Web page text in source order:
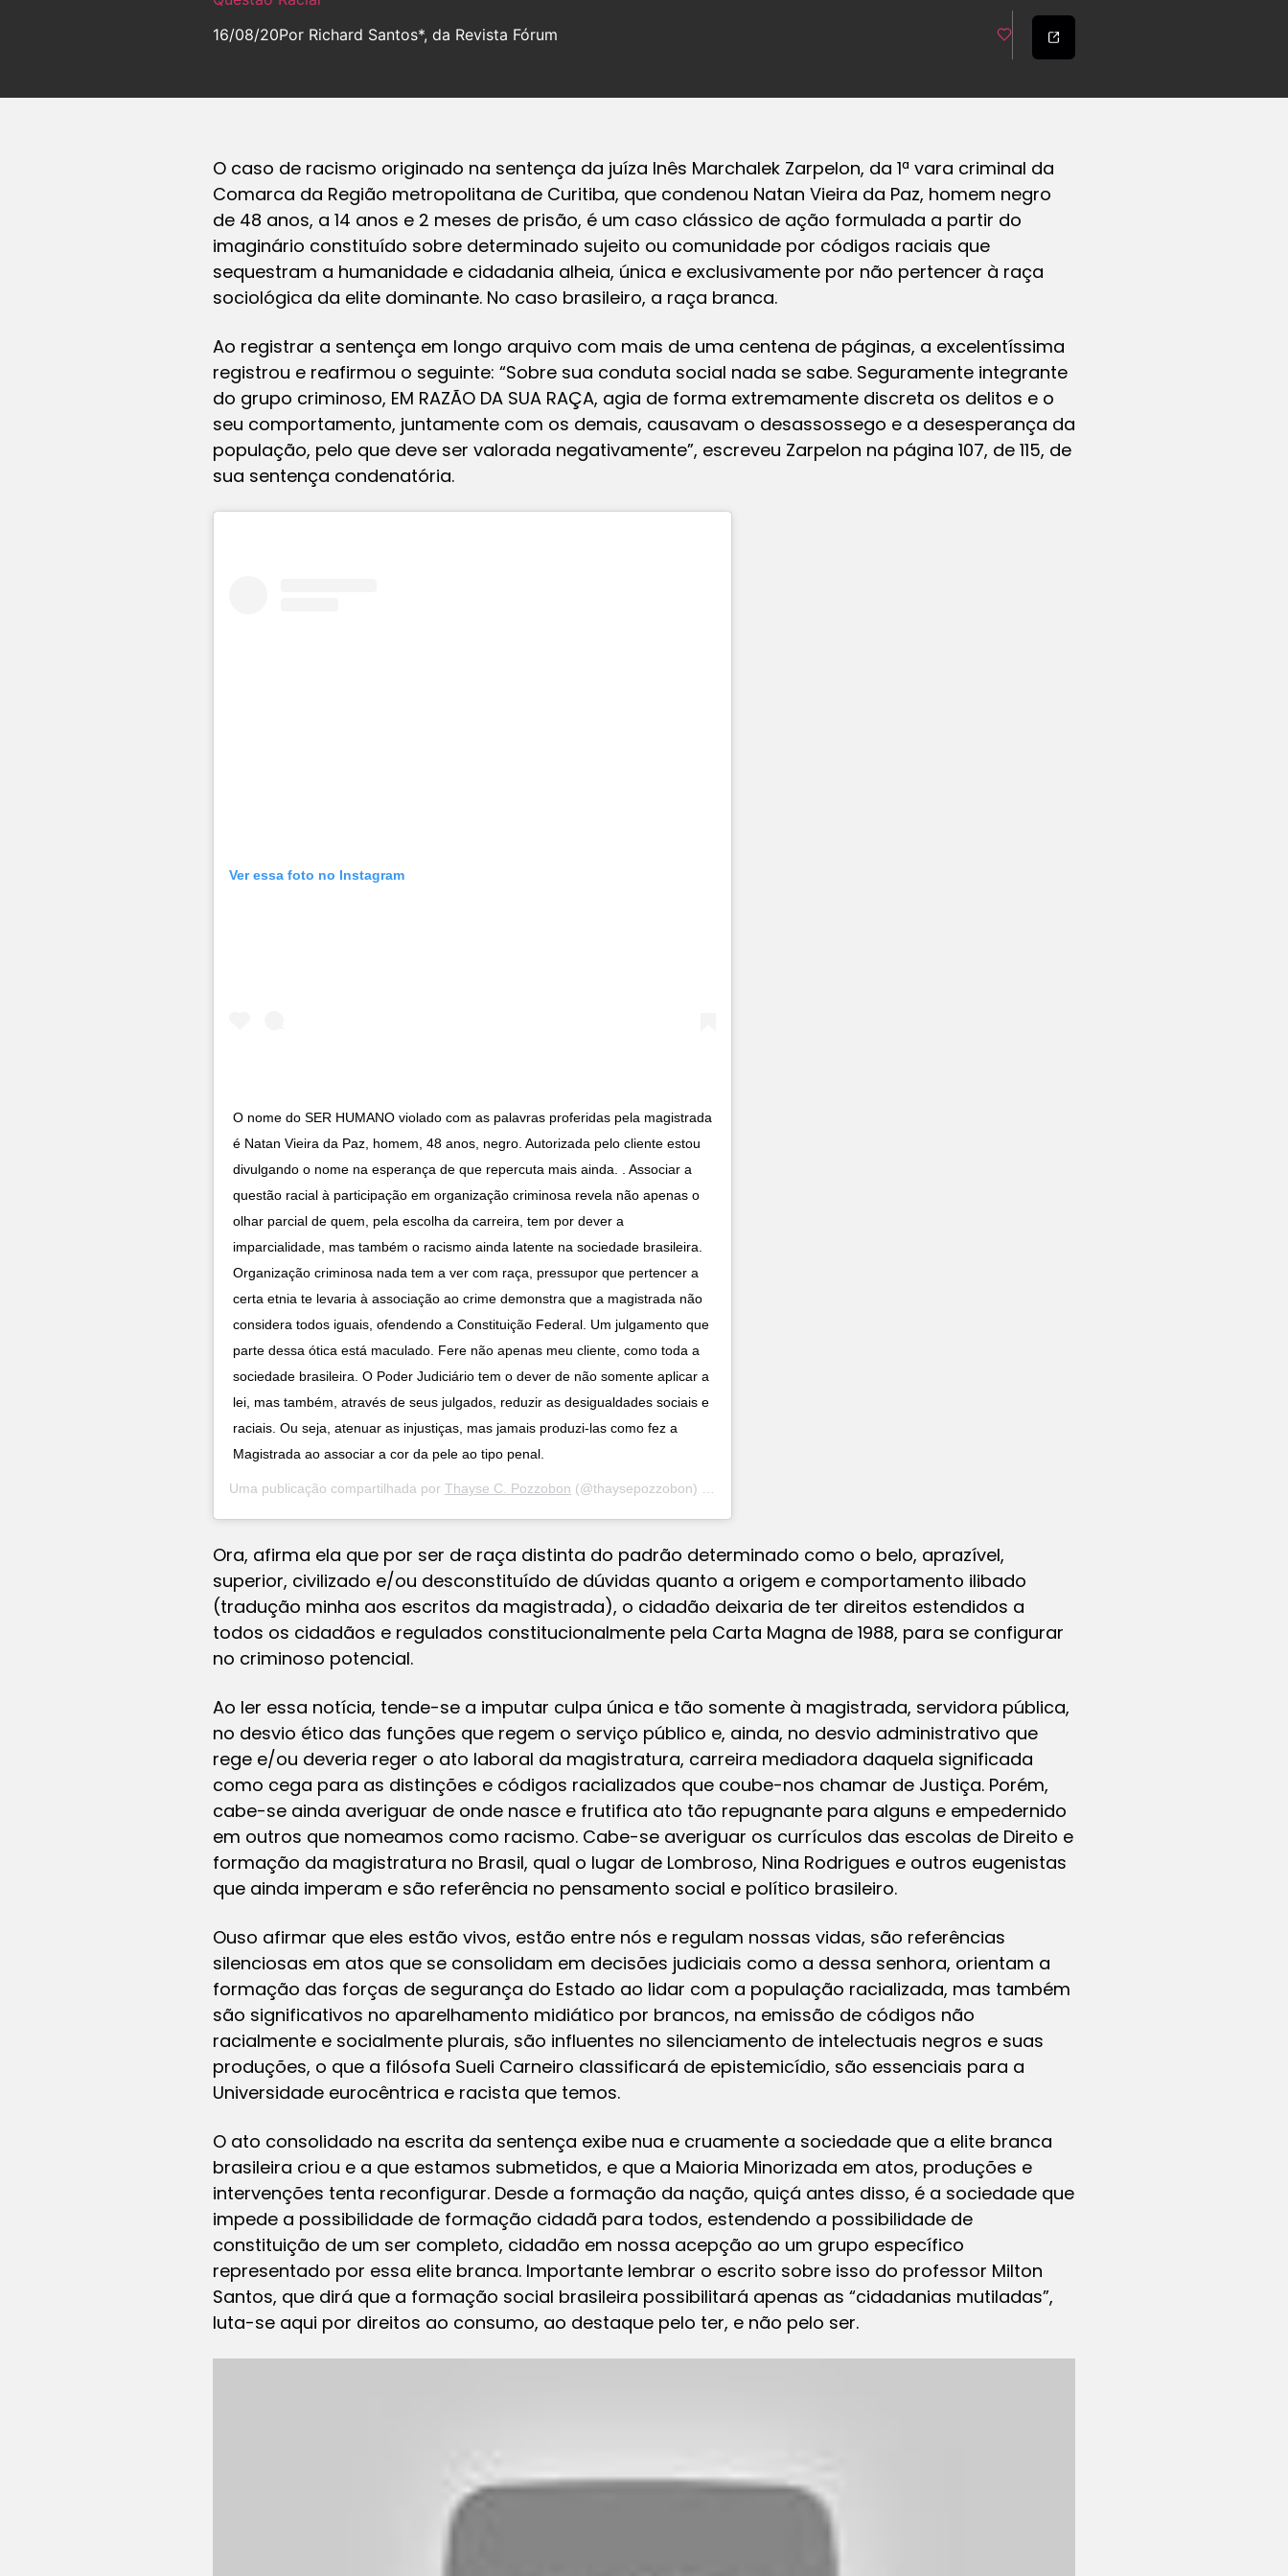
16/08/20Por Richard Santos*, da Revista Fórum
O caso de racismo originado na sentença da juíza Inês Marchalek Zarpelon, da 1ª vara criminal da
Comarca da Região metropolitana de Curitiba, que condenou Natan Vieira da Paz, homem negro
de 48 anos, a 14 anos e 2 meses de prisão, é um caso clássico de ação formulada a partir do
imaginário constituído sobre determinado sujeito ou comunidade por códigos raciais que
sequestram a humanidade e cidadania alheia, única e exclusivamente por não pertencer à raça
sociológica da elite dominante. No caso brasileiro, a raça branca.
Ao registrar a sentença em longo arquivo com mais de uma centena de páginas, a excelentíssima
registrou e reafirmou o seguinte: “Sobre sua conduta social nada se sabe. Seguramente integrante
do grupo criminoso, EM RAZÃO DA SUA RAÇA, agia de forma extremamente discreta os delitos e o
seu comportamento, juntamente com os demais, causavam o desassossego e a desesperança da
população, pelo que deve ser valorada negativamente”, escreveu Zarpelon na página 107, de 115, de
sua sentença condenatória.
Ver essa foto no Instagram
O nome do SER HUMANO violado com as palavras proferidas pela magistrada
é Natan Vieira da Paz, homem, 48 anos, negro. Autorizada pelo cliente estou
divulgando o nome na esperança de que repercuta mais ainda. . Associar a
questão racial à participação em organização criminosa revela não apenas o
olhar parcial de quem, pela escolha da carreira, tem por dever a
imparcialidade, mas também o racismo ainda latente na sociedade brasileira.
Organização criminosa nada tem a ver com raça, pressupor que pertencer a
certa etnia te levaria à associação ao crime demonstra que a magistrada não
considera todos iguais, ofendendo a Constituição Federal. Um julgamento que
parte dessa ótica está maculado. Fere não apenas meu cliente, como toda a
sociedade brasileira. O Poder Judiciário tem o dever de não somente aplicar a
lei, mas também, através de seus julgados, reduzir as desigualdades sociais e
raciais. Ou seja, atenuar as injustiças, mas jamais produzi-las como fez a
Magistrada ao associar a cor da pele ao tipo penal.
Uma publicação compartilhada por Thayse C. Pozzobon (@thaysepozzobon) em
Ora, afirma ela que por ser de raça distinta do padrão determinado como o belo, aprazível,
superior, civilizado e/ou desconstituído de dúvidas quanto a origem e comportamento ilibado
(tradução minha aos escritos da magistrada), o cidadão deixaria de ter direitos estendidos a
todos os cidadãos e regulados constitucionalmente pela Carta Magna de 1988, para se configurar
no criminoso potencial.
Ao ler essa notícia, tende-se a imputar culpa única e tão somente à magistrada, servidora pública,
no desvio ético das funções que regem o serviço público e, ainda, no desvio administrativo que
rege e/ou deveria reger o ato laboral da magistratura, carreira mediadora daquela significada
como cega para as distinções e códigos racializados que coube-nos chamar de Justiça. Porém,
cabe-se ainda averiguar de onde nasce e frutifica ato tão repugnante para alguns e empedernido
em outros que nomeamos como racismo. Cabe-se averiguar os currículos das escolas de Direito e
formação da magistratura no Brasil, qual o lugar de Lombroso, Nina Rodrigues e outros eugenistas
que ainda imperam e são referência no pensamento social e político brasileiro.
Ouso afirmar que eles estão vivos, estão entre nós e regulam nossas vidas, são referências
silenciosas em atos que se consolidam em decisões judiciais como a dessa senhora, orientam a
formação das forças de segurança do Estado ao lidar com a população racializada, mas também
são significativos no aparelhamento midiático por brancos, na emissão de códigos não
racialmente e socialmente plurais, são influentes no silenciamento de intelectuais negros e suas
produções, o que a filósofa Sueli Carneiro classificará de epistemicídio, são essenciais para a
Universidade eurocêntrica e racista que temos.
O ato consolidado na escrita da sentença exibe nua e cruamente a sociedade que a elite branca
brasileira criou e a que estamos submetidos, e que a Maioria Minorizada em atos, produções e
intervenções tenta reconfigurar. Desde a formação da nação, quiçá antes disso, é a sociedade que
impede a possibilidade de formação cidadã para todos, estendendo a possibilidade de
constituição de um ser completo, cidadão em nossa acepção ao um grupo específico
representado por essa elite branca. Importante lembrar o escrito sobre isso do professor Milton
Santos, que dirá que a formação social brasileira possibilitará apenas as “cidadanias mutiladas”,
luta-se aqui por direitos ao consumo, ao destaque pelo ter, e não pelo ser.